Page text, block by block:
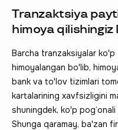
Tranzaktsiya
himoya qilishingiz
Barcha tranzaksiyalar
himoyalangan bo'lib,
bank va to'lov tizimlari
kartalarining xavfsizligini
shuningdek, ko'p
Shunga qaramay, ba'zan